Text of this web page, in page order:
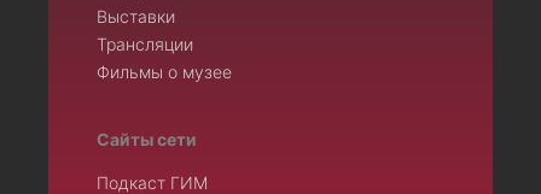
Выставки
Трансляции
Фильмы о музее
Сайты сети
Подкаст ГИМ